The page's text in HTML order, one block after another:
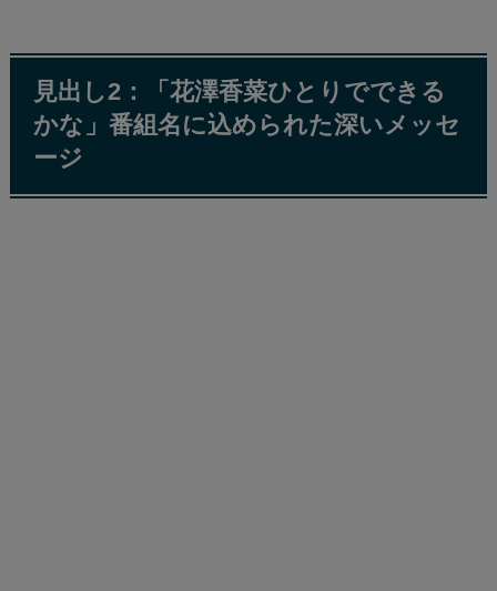
見出し2：「花澤香菜ひとりでできる
かな」番組名に込められた深いメッセ
ージ